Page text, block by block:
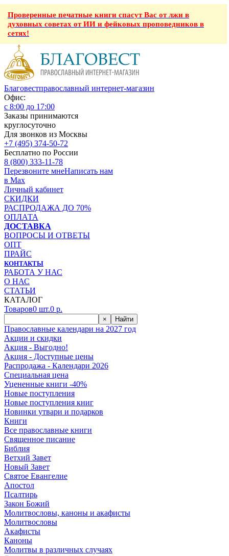
Проверенные печатные книги спасут Вас от лжи в
духовных советах от ИИ и фейковых проповедников в
сетях!
Благовестправославный интернет-магазин
Офис:
с 8:00 до 17:00
Заказы принимаются
круглосуточно
Для звонков из Москвы
+7 (495) 374-50-72
Бесплатно по России
8 (800) 333-11-78
Перезвоните мнеНаписать нам
в Max
Личный кабинет
СКИДКИ
РАСПРОДАЖА ДО 70%
ОПЛАТА
ДОСТАВКА
ВОПРОСЫ И ОТВЕТЫ
ОПТ
ПРАЙС
КОНТАКТЫ
РАБОТА У НАС
О НАС
СТАТЬИ
КАТАЛОГ
Товаров0 шт.0 р.
× Найти
Православные календари на 2027 год
Акции и скидки
Акция - Выгодно!
Акция - Доступные цены
Распродажа - Календари 2026
Специальная цена
Уцененные книги -40%
Новые поступления
Новые поступления книг
Новинки утвари и подарков
Книги
Все православные книги
Священное писание
Библия
Ветхий Завет
Новый Завет
Святое Евангелие
Апостол
Псалтирь
Закон Божий
Молитвословы, каноны и акафисты
Молитвословы
Акафисты
Каноны
Молитвы в различных случаях